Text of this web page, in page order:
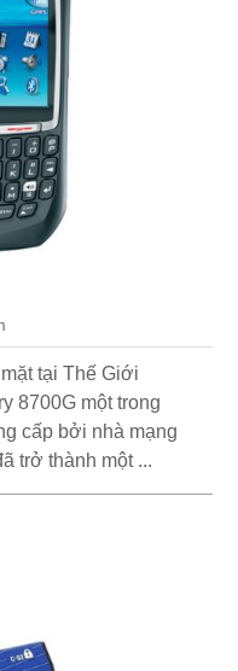
tại Thế Giới
8700G một trong
cấp bởi nhà mạng
trở thành một ...